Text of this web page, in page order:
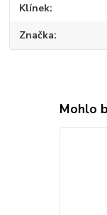
Klínek
Značka
Mohlo